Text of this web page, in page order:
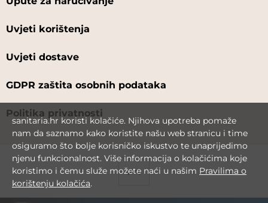
Uvjeti korištenja
Uvjeti dostave
GDPR zaštita osobnih podataka
Politika privatnosti
sanitaria.hr koristi kolačiće. Njihova upotreba pomaže
nam da saznamo kako koristite našu web stranicu i time
osiguramo što bolje korisničko iskustvo te unaprijedimo
njenu funkcionalnost. Više informacija o kolačićima koje
koristimo i čemu služe možete naći u našim Pravilima o
korištenju kolačića.